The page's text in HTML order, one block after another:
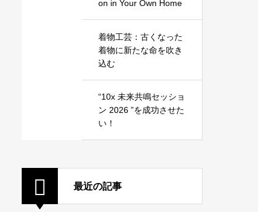
on in Your Own Home
着物工芸：古くなった
着物に新たな命を吹き
込む
“10x 未来共鳴セッショ
ン 2026 ”を成功させた
い！
最近の記事